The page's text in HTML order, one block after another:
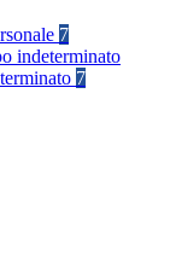
7
indeterminato
7